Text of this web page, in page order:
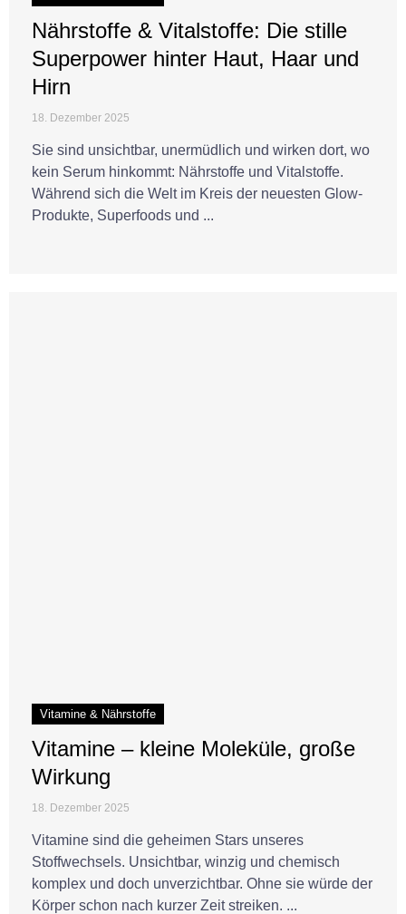
Nährstoffe & Vitalstoffe: Die stille
Superpower hinter Haut, Haar und
Hirn
18. Dezember 2025
Sie sind unsichtbar, unermüdlich und wirken dort, wo
kein Serum hinkommt: Nährstoffe und Vitalstoffe.
Während sich die Welt im Kreis der neuesten Glow-
Produkte, Superfoods und ...
Vitamine & Nährstoffe
Vitamine – kleine Moleküle, große
Wirkung
18. Dezember 2025
Vitamine sind die geheimen Stars unseres
Stoffwechsels. Unsichtbar, winzig und chemisch
komplex und doch unverzichtbar. Ohne sie würde der
Körper schon nach kurzer Zeit streiken. ...